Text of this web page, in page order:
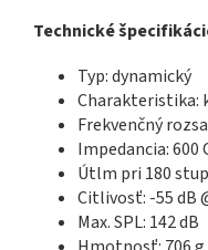
Technické
Typ: dynamický
Charakteristika:
Frekvenčný
Impedancia:
Útlm pri 180
Citlivosť: -55 dB
Max. SPL: 142 dB